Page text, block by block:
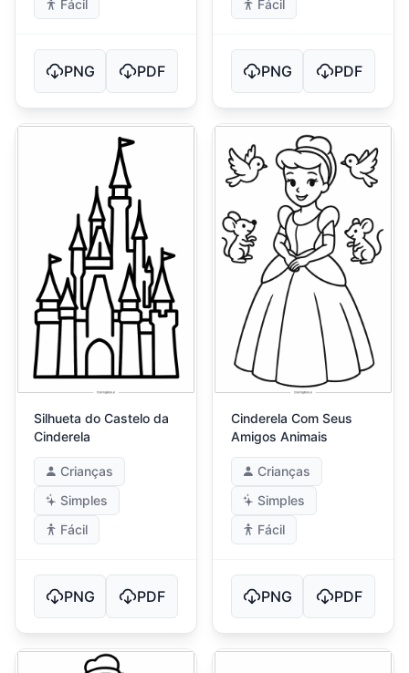
Fácil
PNG PDF
Fácil
PNG PDF
Silhueta do Castelo da
Cinderela
Crianças
Simples
Fácil
PNG PDF
Cinderela Com Seus
Amigos Animais
Crianças
Simples
Fácil
PNG PDF